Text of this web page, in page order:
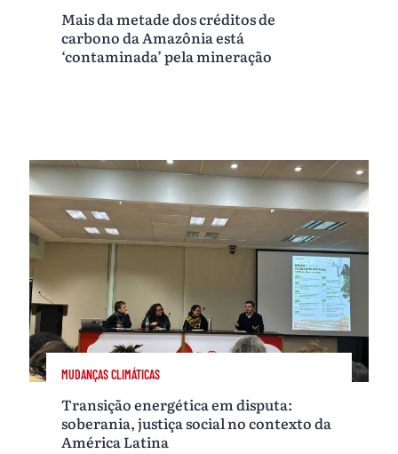
Mais da metade dos créditos de
carbono da Amazônia está
‘contaminada’ pela mineração
MUDANÇAS CLIMÁTICAS
Transição energética em disputa:
soberania, justiça social no contexto da
América Latina